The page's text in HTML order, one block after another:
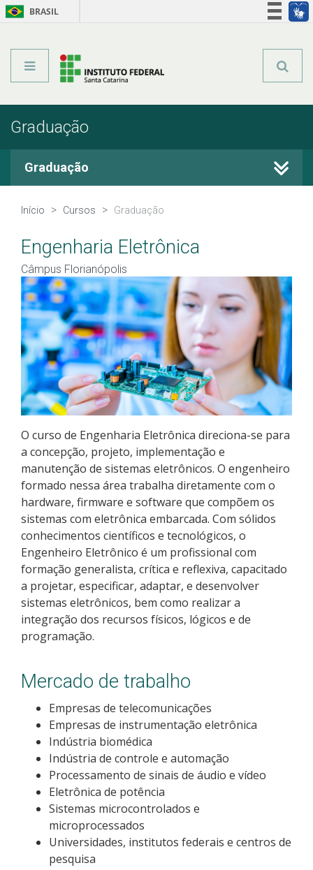
BRASIL
Graduação
Graduação
Cursos Técnicos
Graduação
Qualificação Profissional
Pós-graduação
Educação a Distância
Educação de Jovens e Adultos
PartiuIF
Parcerias
Processo de Inscrição
Resultados
Como posso estudar no IFSC?
Calendário de inscrições
Processos Seletivos
Cotas
Orientações para comprovação de cotas
Inscrições e acompanhamento
Orientações para Matrícula
Início Cursos Graduação
Engenharia Eletrônica
Câmpus Florianópolis
O curso de Engenharia Eletrônica direciona-se para
a concepção, projeto, implementação e
manutenção de sistemas eletrônicos. O engenheiro
formado nessa área trabalha diretamente com o
hardware, firmware e software que compõem os
sistemas com eletrônica embarcada. Com sólidos
conhecimentos científicos e tecnológicos, o
Engenheiro Eletrônico é um profissional com
formação generalista, crítica e reflexiva, capacitado
a projetar, especificar, adaptar, e desenvolver
sistemas eletrônicos, bem como realizar a
integração dos recursos físicos, lógicos e de
programação.
Mercado de trabalho
Empresas de telecomunicações
Empresas de instrumentação eletrônica
Indústria biomédica
Indústria de controle e automação
Processamento de sinais de áudio e vídeo
Eletrônica de potência
Sistemas microcontrolados e
microprocessados
Universidades, institutos federais e centros de
pesquisa